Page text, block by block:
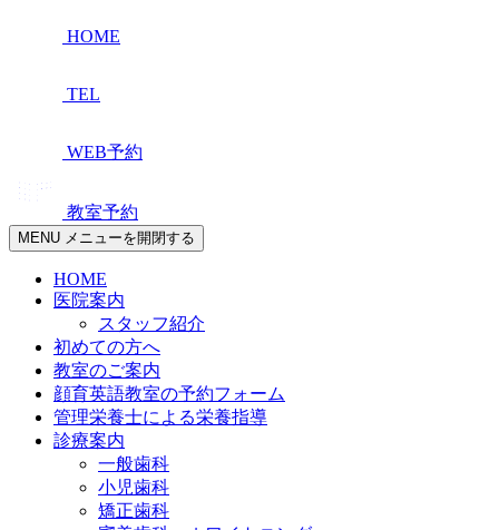
HOME
TEL
WEB予約
教室予約
MENU メニューを開閉する
HOME
医院案内
スタッフ紹介
初めての方へ
教室のご案内
顔育英語教室の予約フォーム
管理栄養士による栄養指導
診療案内
一般歯科
小児歯科
矯正歯科